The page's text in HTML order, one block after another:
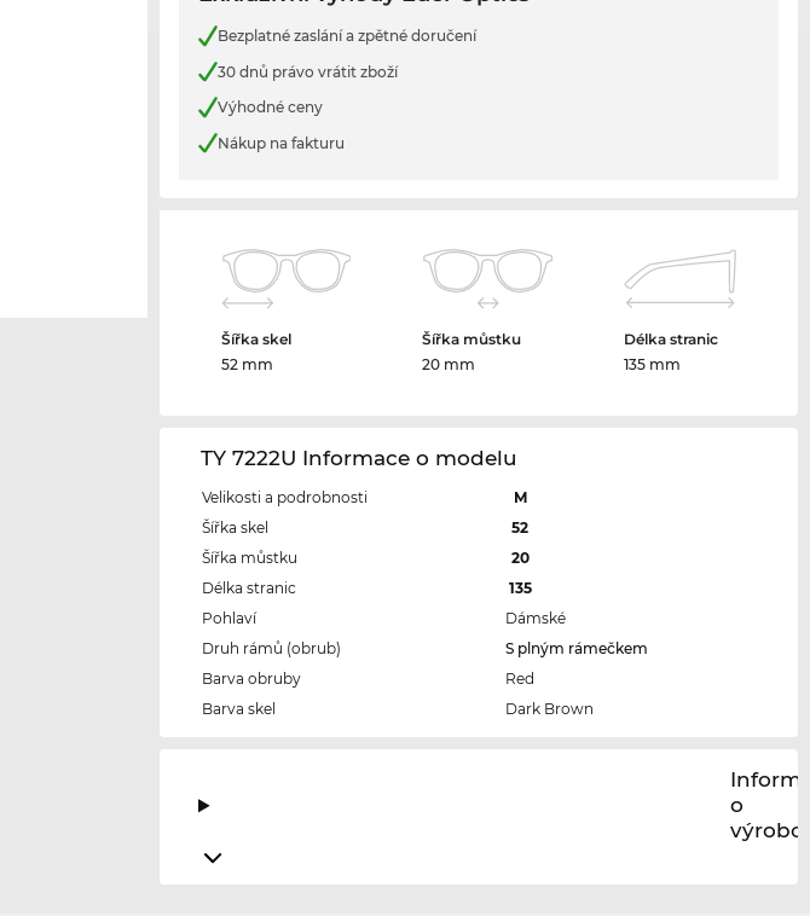
Bezplatné zaslání a zpětné doručení
30 dnů právo vrátit zboží
Výhodné ceny
Nákup na fakturu
Šířka skel
52 mm
Šířka můstku
20 mm
Délka stranic
135 mm
TY 7222U Informace o modelu
Velikosti a podrobnosti
M
Šířka skel
52
Šířka můstku
20
Délka stranic
135
Pohlaví
Dámské
Druh rámů (obrub)
S plným rámečkem
Barva obruby
Red
Barva skel
Dark Brown
o
výrobci